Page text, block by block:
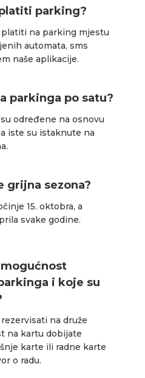
parking?
na parking mjestu
automata, sms
naše aplikacije.
parkinga po satu?
određene na osnovu
iste su istaknute na
grijna sezona?
15. oktobra, a
svake godine.
i koje su
na druže
na kartu dobijate
karte ili radne karte
o radu.